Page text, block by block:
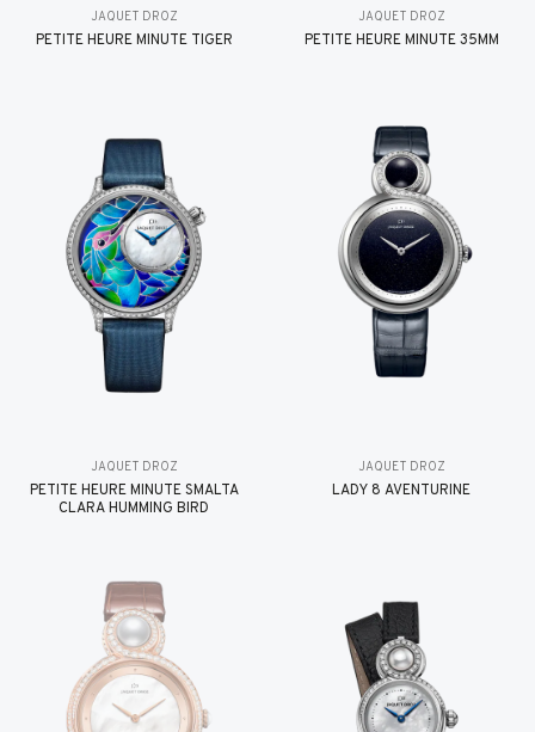
JAQUET DROZ
PETITE HEURE MINUTE TIGER
JAQUET DROZ
PETITE HEURE MINUTE 35MM
JAQUET DROZ
PETITE HEURE MINUTE SMALTA
CLARA HUMMING BIRD
JAQUET DROZ
LADY 8 AVENTURINE